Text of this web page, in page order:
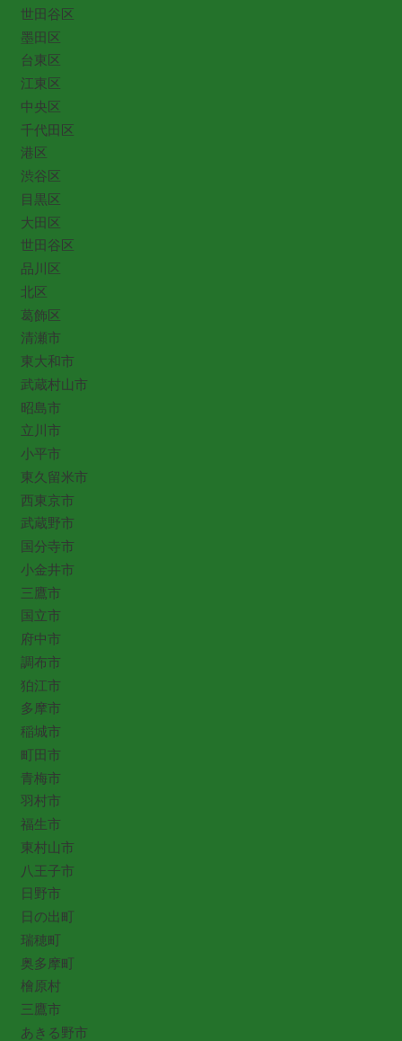
世田谷区
墨田区
台東区
江東区
中央区
千代田区
港区
渋谷区
目黒区
大田区
世田谷区
品川区
北区
葛飾区
清瀬市
東大和市
武蔵村山市
昭島市
立川市
小平市
東久留米市
西東京市
武蔵野市
国分寺市
小金井市
三鷹市
国立市
府中市
調布市
狛江市
多摩市
稲城市
町田市
青梅市
羽村市
福生市
東村山市
八王子市
日野市
日の出町
瑞穂町
奥多摩町
檜原村
三鷹市
あきる野市